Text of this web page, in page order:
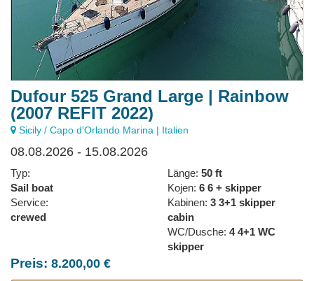
Dufour 525 Grand Large | Rainbow
(2007 REFIT 2022)
Sicily / Capo d'Orlando Marina | Italien
08.08.2026 - 15.08.2026
Typ:
Sail boat
Service:
crewed
Länge: 50 ft
Kojen: 6 6 + skipper
Kabinen: 3 3+1 skipper
cabin
WC/Dusche: 4 4+1 WC
skipper
Preis: 8.200,00 €